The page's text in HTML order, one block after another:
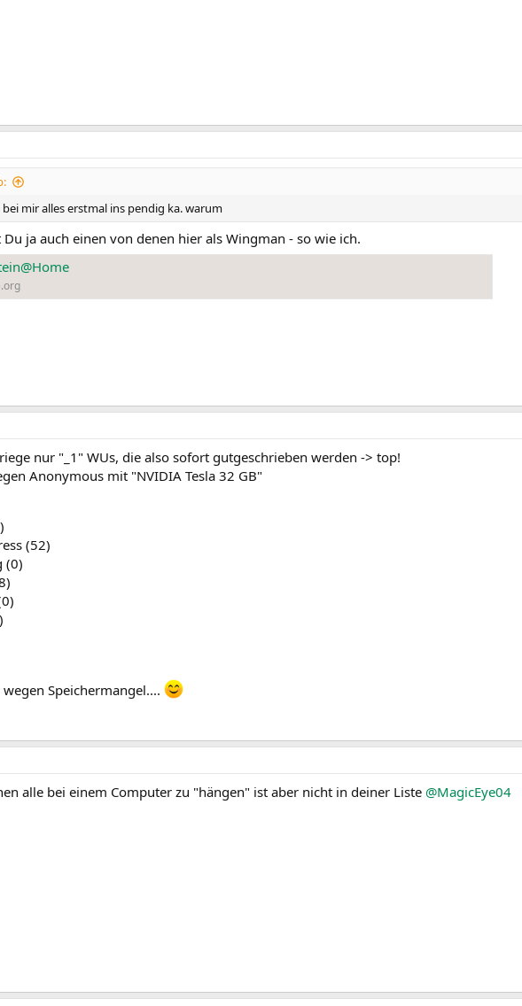
mir alles erstmal ins pendig ka. warum
ja auch einen von denen hier als Wingman - so wie ich.
nur "_1" WUs, die also sofort gutgeschrieben werden -> top!
Anonymous mit "NVIDIA Tesla 32 GB"
(52)
(0)
Speichermangel....
alle bei einem Computer zu "hängen" ist aber nicht in deiner Liste @MagicEye04